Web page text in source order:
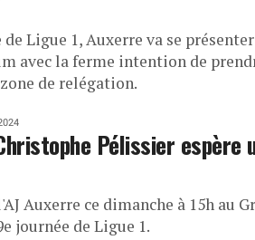
Ligue 1, Auxerre va se
avec la ferme intention de
de relégation.
Pélissier espère
Auxerre ce dimanche à 15h au
journée de Ligue 1.